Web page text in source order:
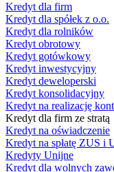
Kredyt dla firm
Kredyt dla spółek z o.o.
Kredyt dla rolników
Kredyt obrotowy
Kredyt gotówkowy
Kredyt inwestycyjny
Kredyt deweloperski
Kredyt konsolidacyjny
Kredyt na realizację
Kredyt dla firm ze stratą
Kredyt na oświadczenie
Kredyt na spłatę ZUS i
Kredyty Unijne
Kredyt dla wolnych